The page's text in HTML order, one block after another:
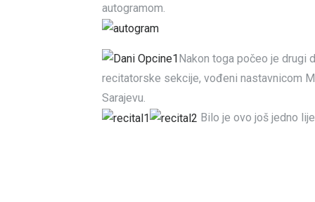
autogramom.
Nakon toga počeo je drugi
recitatorske sekcije, vođeni nastavnicom
Sarajevu.
Bilo je ovo još jedno